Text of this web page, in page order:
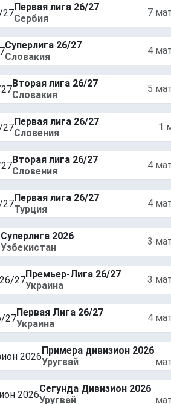
Первая лига 26/27
Сербия
7
Суперлига 26/27
Словакия
4
Вторая лига 26/27
Словакия
5
Первая лига 26/27
Словения
1
Вторая лига 26/27
Словения
4
Первая лига 26/27
Турция
4
Суперлига 2026
Узбекистан
3
Премьер-Лига 26/27
Украина
3
Первая Лига 26/27
Украина
4
Примера дивизион 2026
Уругвай
Сегунда Дивизион 2026
Уругвай